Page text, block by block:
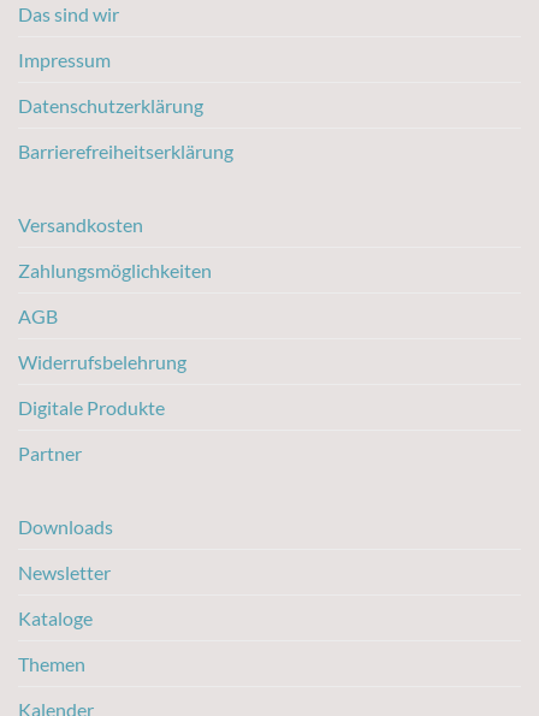
Das sind wir
Impressum
Datenschutzerklärung
Barrierefreiheitserklärung
Versandkosten
Zahlungsmöglichkeiten
AGB
Widerrufsbelehrung
Digitale Produkte
Partner
Downloads
Newsletter
Kataloge
Themen
Kalender